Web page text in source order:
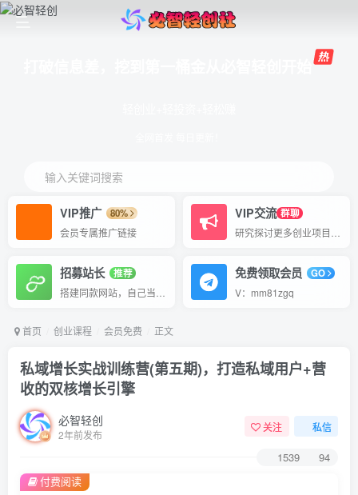
输入关键词搜索
VIP推广
80%
会员专属推广链接
VIP交流 群聊
招募站长
推荐
免费领取会员
GO
V：mm81zgq
首页 创业课程 会员免费 正文
私域增长实战训练营(第五期)，打造私域用户+营
收的双核增长引擎
必智轻创
2年前发布
关注 私信
1539 94
付费阅读